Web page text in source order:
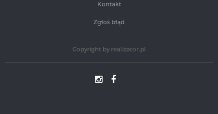
Kontakt
Zgłoś błąd
Copyright by realizator.pl